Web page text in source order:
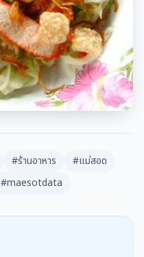
#ร้านอาหาร
#แม่สอด
#maesotdata